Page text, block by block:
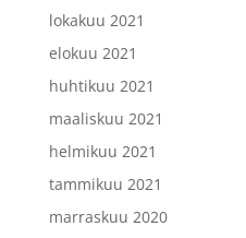
lokakuu 2021
elokuu 2021
huhtikuu 2021
maaliskuu 2021
helmikuu 2021
tammikuu 2021
marraskuu 2020